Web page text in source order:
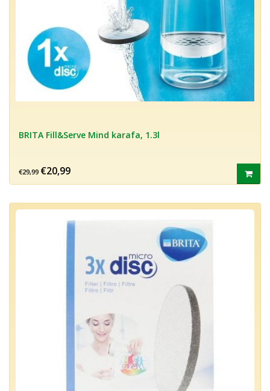
BRITA Fill&Serve Mind karafa, 1.3l
€29,99 €20,99